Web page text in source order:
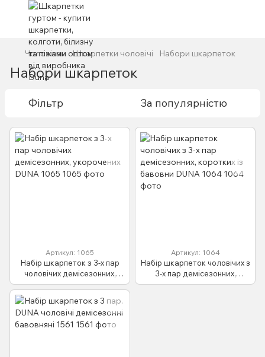
Чоловікам Шкарпетки чоловічі Набори шкарпеток
Набори шкарпеток
Фільтр За популярністю
Артикул: 1065
Набір шкарпеток з 3-х пар
чоловічих демісезонних,
укорочених DUNA 1065
Артикул: 1064
Набір шкарпеток чоловічих з
3-х пар демісезонних,
коротких із бавовни DUNA